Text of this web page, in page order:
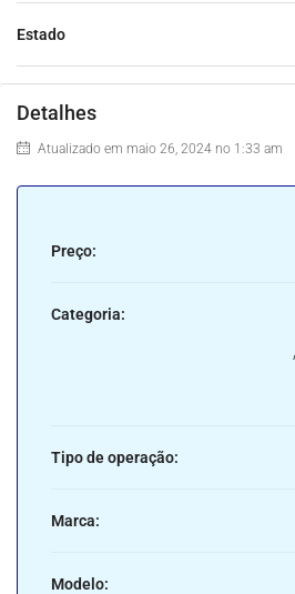
Estado
Detalhes
Atualizado em maio 26, 2024 no 1:33 am
Preço:
Categoria:
Tipo de operação:
Marca:
Modelo: